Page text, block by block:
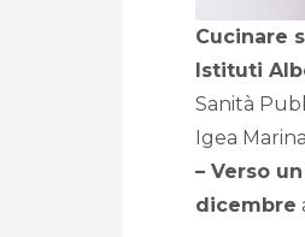
Cucinare
Istituti
Sanità
Igea
– Verso
dicembre